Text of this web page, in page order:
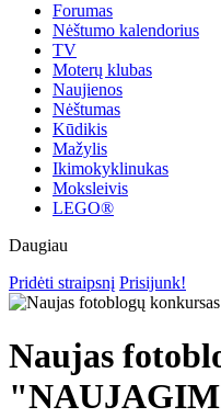
Forumas
Nėštumo kalendorius
TV
Moterų klubas
Naujienos
Nėštumas
Kūdikis
Mažylis
Ikimokyklinukas
Moksleivis
LEGO®
Daugiau
Pridėti straipsnį Prisijunk!
Naujas